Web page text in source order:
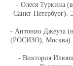
- Олеся Туркина
Санкт-Петербург).
- Антонио Джеуза
(РОСИЗО), Москва).
- Виктория